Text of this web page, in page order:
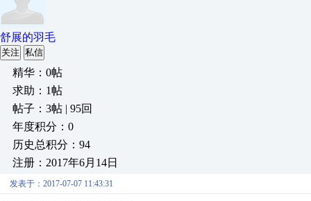
舒展的羽毛
关注 私信
精华：0帖
求助：1帖
帖子：3帖 | 95回
年度积分：0
历史总积分：94
注册：2017年6月14日
发表于：2017-07-07 11:43:31